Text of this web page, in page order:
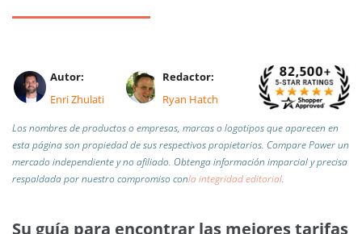
Autor:
Enri Zhulati
Redactor:
Ryan Hatch
Los nombres de productos o empresas, marcas o logotipos que aparecen en
esta página son propiedad de sus respectivos propietarios. Compare Power un
mercado independiente y no afiliado. Obtenga información imparcial y precisa
respaldada por nuestro compromiso conla integridad editorial.
Su guía para encontrar las mejores tarifas